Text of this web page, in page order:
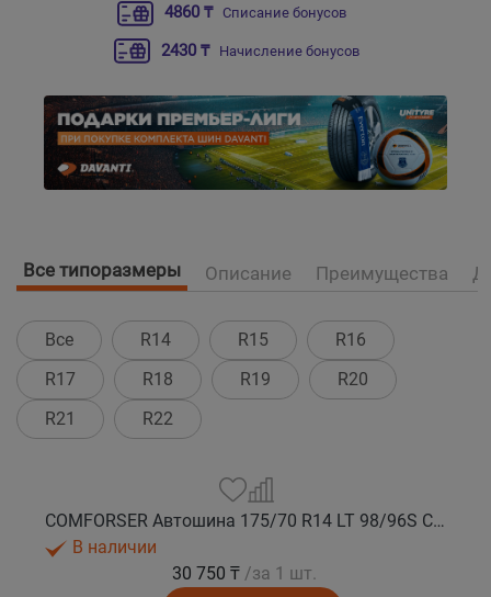
4860 ₸ Списание бонусов
2430 ₸ Начисление бонусов
Все типоразмеры Описание Преимущества
Все R14 R15
R16
R17
R18 R19
R20
R21
R22
COMFORSER Автошина 175/70 R14 LT 98/96S CF1100 10PR RWL лето
В наличии
30 750 ₸ /за 1 шт.